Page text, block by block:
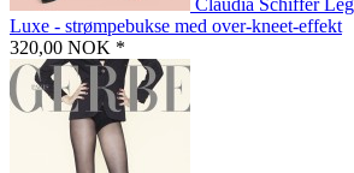
Luxe - strømpebukse med over-kneet-effekt
320,00 NOK *